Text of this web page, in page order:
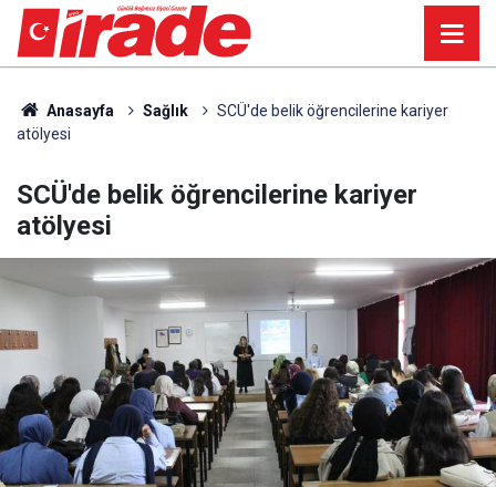
Anasayfa Sağlık
SCÜ'de belik öğrencilerine kariyer
atölyesi
SCÜ'de belik öğrencilerine kariyer
atölyesi